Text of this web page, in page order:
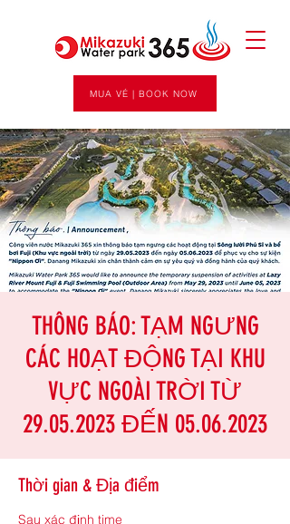
MUA VÉ | BOOK NOW
THÔNG BÁO: TẠM NGƯNG
CÁC HOẠT ĐỘNG TẠI KHU
VỰC NGOÀI TRỜI TỪ
29.05.2023 ĐẾN 05.06.2023
Thời gian & Địa điểm
Sau xác định time